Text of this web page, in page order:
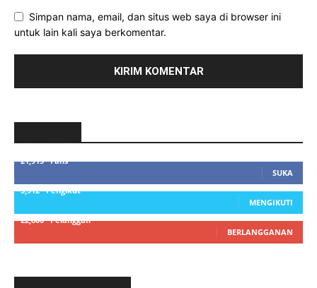
Simpan nama, email, dan situs web saya di browser ini
untuk lain kali saya berkomentar.
21,915 Fans
SUKA
3,912 Pengikut
MENGIKUTI
22,800 Pelanggan
BERLANGGANAN